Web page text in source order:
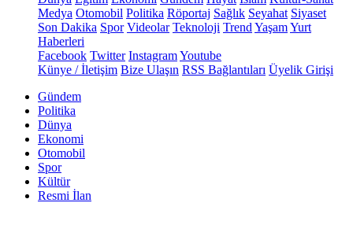
Medya Otomobil Politika Röportaj Sağlık Seyahat Siyaset
Son Dakika Spor Videolar Teknoloji Trend YaşamYurt
Haberleri
Facebook Twitter InstagramYoutube
Künye / İletişim Bize Ulaşın RSS Bağlantıları Üyelik Girişi
Gündem
Politika
Dünya
Ekonomi
Otomobil
Spor
Kültür
Resmi İlan